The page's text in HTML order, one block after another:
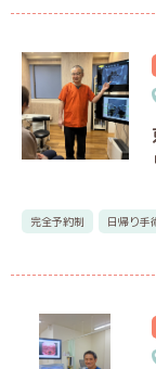
完全予約制 日帰り手